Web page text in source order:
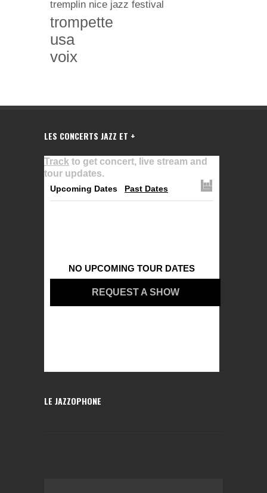
tremplin nice jazz festival
trompette
usa
voix
LES CONCERTS JAZZ ET +
Track to get concert, live stream and
tour updates.
Upcoming Dates Past Dates
NO UPCOMING TOUR DATES
REQUEST A SHOW
LE JAZZOPHONE